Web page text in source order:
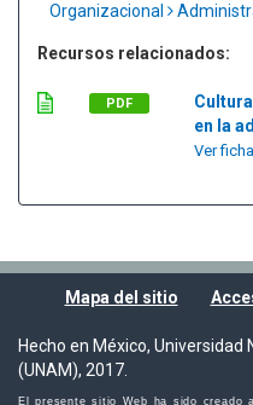
Organizacional
Recursos relacionados:
PDF
en la
Ver
Mapa del sitio
Hecho en México,
(UNAM), 2017.
El presente sitio Web ha sido creado